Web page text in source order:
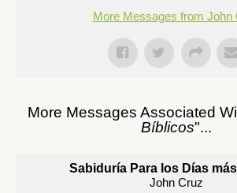
More Messages from John
More Messages Associated
Bíblicos"...
Sabiduría Para los Días
John Cruz